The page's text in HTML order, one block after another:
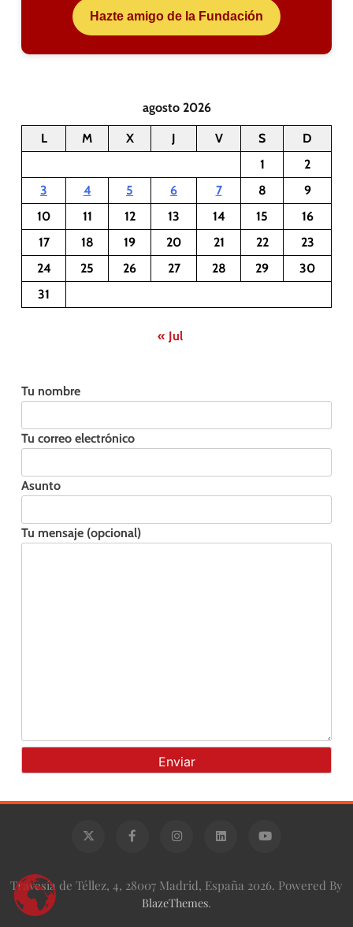
Hazte amigo de la Fundación
agosto 2026
L M X J V S
D
1
2
3
4 5 6 7 8
9
10
11 12 13 14 15
16
17
18 19 20 21 22
23
24
25 26 27 28 29
30
31
« Jul
Tu nombre
Tu correo electrónico
Asunto
Tu mensaje (opcional)
Travesía de Téllez, 4, 28007 Madrid, España 2026. Powered By
BlazeThemes.